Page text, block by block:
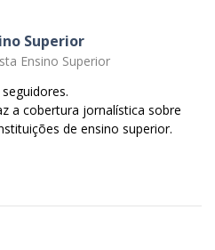
Superior
Ensino Superior
a cobertura jornalística sobre
de ensino superior.